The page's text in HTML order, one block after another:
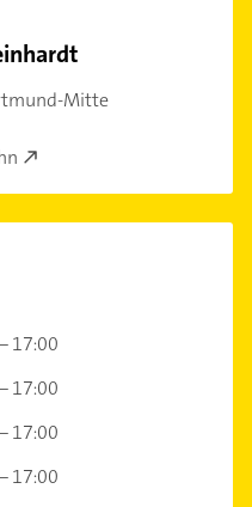
Mitte
17:00
17:00
17:00
17:00